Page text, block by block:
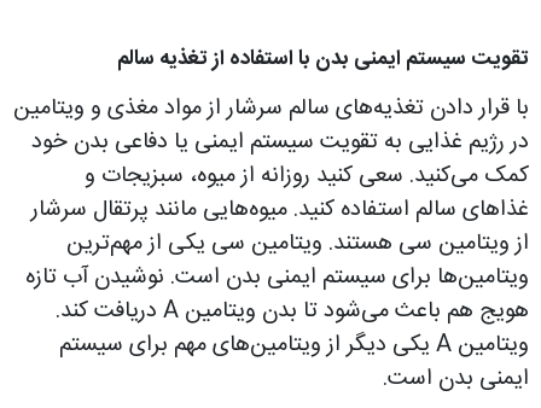
تقویت سیستم ایمنی بدن با استفاده از تغذیه سالم
با قرار دادن تغذیه‌های سالم سرشار از مواد مغذی و ویتامین
در رژیم غذایی به تقویت سیستم ایمنی یا دفاعی بدن خود
کمک می‌کنید. سعی کنید روزانه از میوه، سبزیجات و
غذاهای سالم استفاده کنید. میوه‌هایی مانند پرتقال سرشار
از ویتامین سی هستند. ویتامین سی یکی از مهم‌ترین
ویتامین‌ها برای سیستم ایمنی بدن است. نوشیدن آب تازه
هویج هم باعث می‌شود تا بدن ویتامین A دریافت کند.
ویتامین A یکی دیگر از ویتامین‌های مهم برای سیستم
ایمنی بدن است.